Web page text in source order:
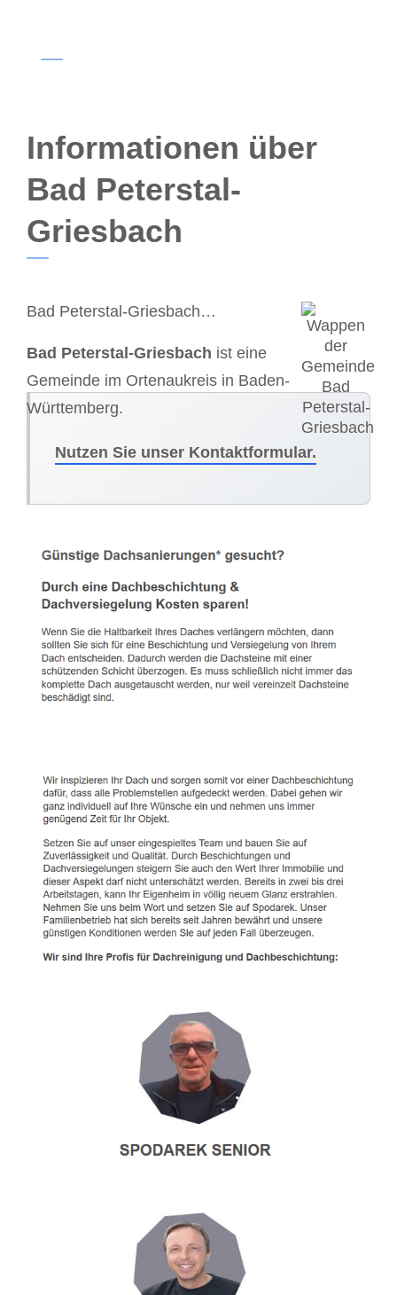
Informationen über
Bad Peterstal-
Griesbach
Bad Peterstal-Griesbach…
Bad Peterstal-Griesbach ist eine
Gemeinde im Ortenaukreis in Baden-
Württemberg.
Nutzen Sie unser Kontaktformular.